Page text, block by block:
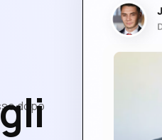
dopo